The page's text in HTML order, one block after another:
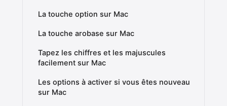
La touche option sur Mac
La touche arobase sur Mac
Tapez les chiffres et les majuscules
facilement sur Mac
Les options à activer si vous êtes nouveau
sur Mac